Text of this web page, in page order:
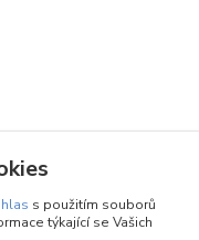
s použitím souborů
týkající se Vašich